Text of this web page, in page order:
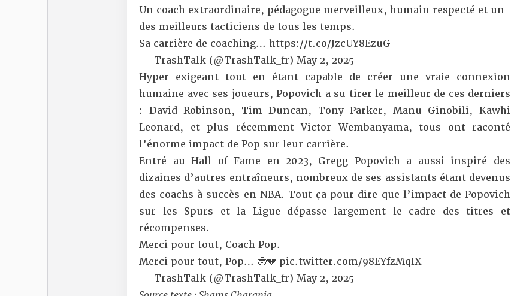
Un coach extraordinaire, pédagogue merveilleux, humain respecté et un
des meilleurs tacticiens de tous les temps.
Sa carrière de coaching… https://t.co/JzcUY8EzuG
— TrashTalk (@TrashTalk_fr) May 2, 2025
Hyper exigeant tout en étant capable de créer une vraie connexion
humaine avec ses joueurs, Popovich a su tirer le meilleur de ces derniers
: David Robinson, Tim Duncan, Tony Parker, Manu Ginobili, Kawhi
Leonard, et plus récemment Victor Wembanyama, tous ont raconté
l’énorme impact de Pop sur leur carrière.
Entré au Hall of Fame en 2023, Gregg Popovich a aussi inspiré des
dizaines d’autres entraîneurs, nombreux de ses assistants étant devenus
des coachs à succès en NBA. Tout ça pour dire que l’impact de Popovich
sur les Spurs et la Ligue dépasse largement le cadre des titres et
récompenses.
Merci pour tout, Coach Pop.
Merci pour tout, Pop… 🥹💔 pic.twitter.com/98EYfzMqIX
— TrashTalk (@TrashTalk_fr) May 2, 2025